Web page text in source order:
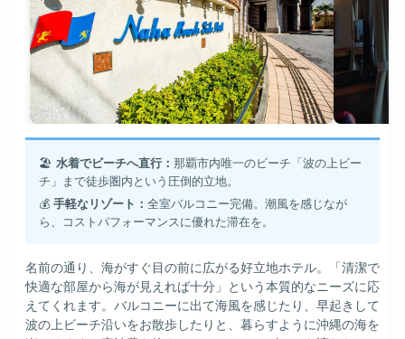
🏖️ 水着でビーチへ直行： 那覇市内唯一のビーチ「波の上ビー
チ」まで徒歩圏内という圧倒的立地。
💰 手軽なリゾート： 全室バルコニー完備。潮風を感じなが
ら、コストパフォーマンスに優れた滞在を。
名前の通り、海がすぐ目の前に広がる好立地ホテル。「清潔で
快適な部屋から海が見えれば十分」という本質的なニーズに応
えてくれます。バルコニーに出て海風を感じたり、早起きして
波の上ビーチ沿いをお散歩したりと、暮らすように沖縄の海を